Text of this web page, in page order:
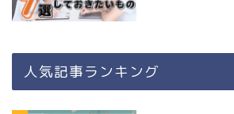
人気記事ランキング